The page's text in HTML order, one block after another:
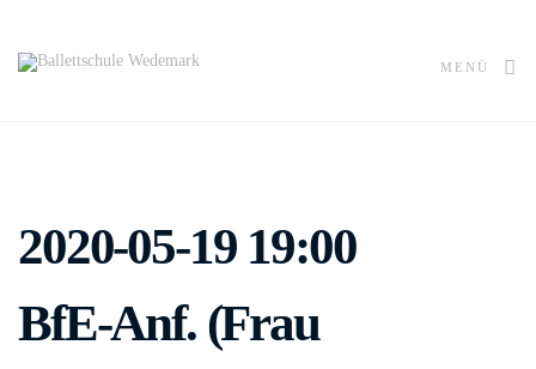
MENÜ
2020-05-19 19:00
BfE-Anf. (Frau